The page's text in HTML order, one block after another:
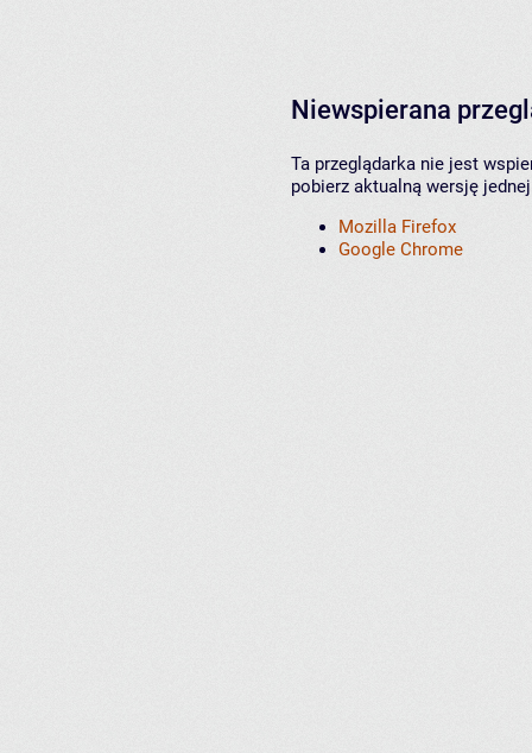
Niewspierana
Ta przeglądarka nie jest
pobierz aktualną wersję
Mozilla Firefox
Google Chrome